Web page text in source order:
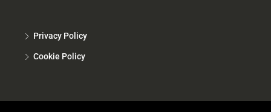
Privacy Policy
Cookie Policy